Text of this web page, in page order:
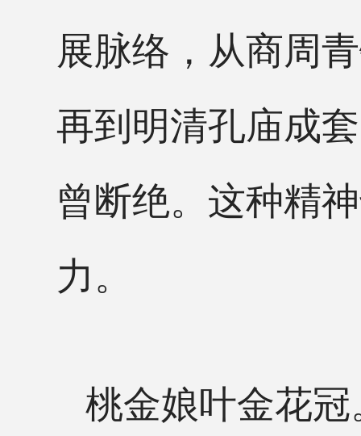
展脉络，从商周
再到明清孔庙成
曾断绝。这种精
力。
桃金娘叶金花